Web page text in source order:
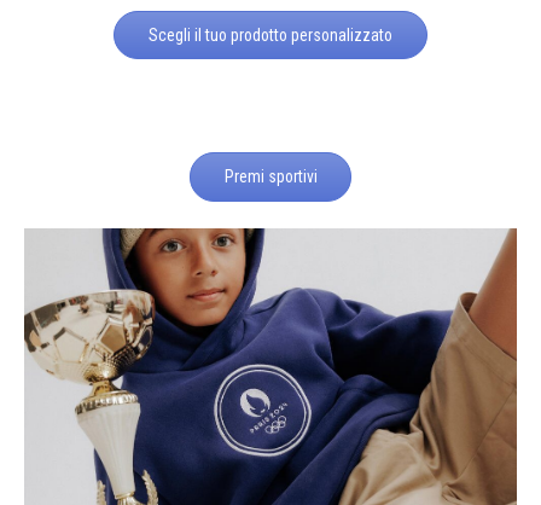
Scegli il tuo prodotto personalizzato
Premi sportivi